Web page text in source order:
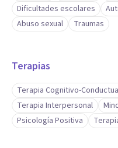
Dificultades escolares
Abuso sexual
Traumas
Terapias
Terapia Cognitivo-
Terapia Interpersonal
Psicología Positiva